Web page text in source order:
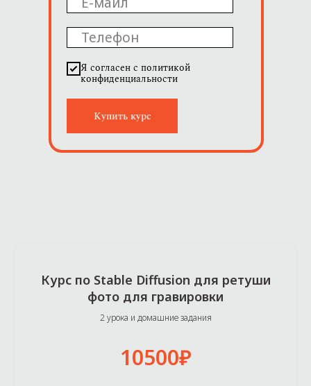
Я согласен с политикой
конфиденциальности
Купить курс
Курс по Stable Diffusion для ретуши
фото для гравировки
2 урока и домашние задания
10500₽